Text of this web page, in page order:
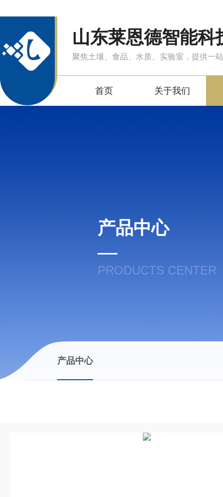
山东莱恩德智能科
聚焦土壤、食品、水质、实验室，提供一
首页 关于我们
产品中心
PRODUCTS CENTER
产品中心